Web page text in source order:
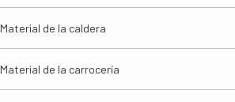
Material de la caldera
Material de la carrocería